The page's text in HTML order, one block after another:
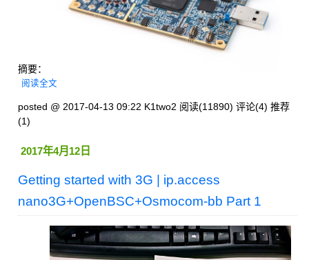
摘要：
阅读全文
posted @ 2017-04-13 09:22 K1two2 阅读(11890) 评论(4) 推荐
(1)
2017年4月12日
Getting started with 3G | ip.access
nano3G+OpenBSC+Osmocom-bb Part 1